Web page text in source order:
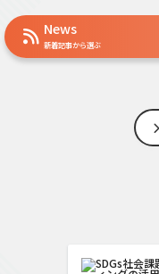
News
新着記事から選ぶ